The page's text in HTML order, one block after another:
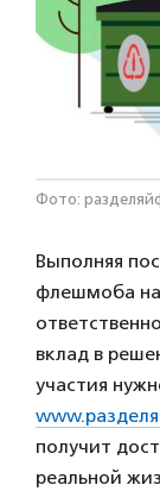
Фото:
Выполняя
флешмоба
вклад в
участия
получит
реальной